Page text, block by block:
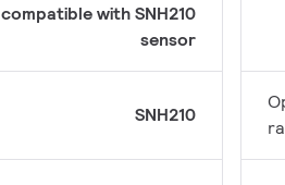
compatible with SNH210
sensor
SNH210